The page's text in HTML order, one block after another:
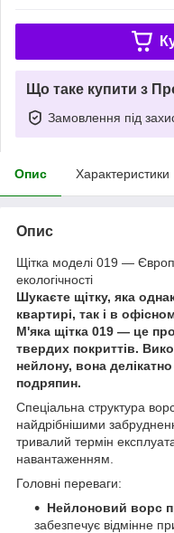
Що таке купити з
Замовлення під
Опис Характеристики
Опис
Щітка моделі 019 —
екологічності
Шукаєте щітку, яка
квартирі, так і в
М'яка щітка 019 — це
твердих покриттів.
нейлону, вона
подряпин.
Спеціальна структура
найдрібнішими
тривалий термін
навантаженням.
Головні переваги:
Нейлоновий ворс
забезпечує відмінне